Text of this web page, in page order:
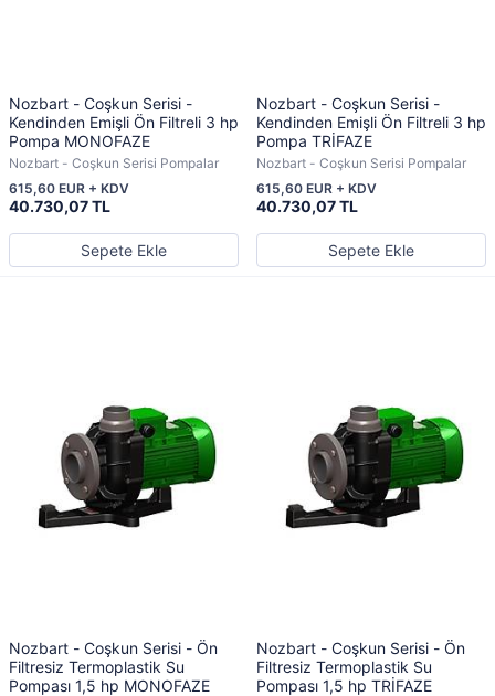
Nozbart - Coşkun Serisi -
Kendinden Emişli Ön Filtreli 3 hp
Pompa MONOFAZE
Nozbart - Coşkun Serisi Pompalar
40.730,07 TL
615,60 EUR + KDV
Sepete Ekle
Nozbart - Coşkun Serisi -
Kendinden Emişli Ön Filtreli 3 hp
Pompa TRİFAZE
Nozbart - Coşkun Serisi Pompalar
40.730,07 TL
615,60 EUR + KDV
Sepete Ekle
Nozbart - Coşkun Serisi - Ön
Filtresiz Termoplastik Su
Pompası 1,5 hp MONOFAZE
Nozbart - Coşkun Serisi - Ön
Filtresiz Termoplastik Su
Pompası 1,5 hp TRİFAZE